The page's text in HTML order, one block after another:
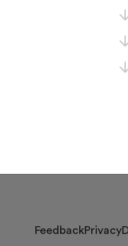
FeedbackPrivacy